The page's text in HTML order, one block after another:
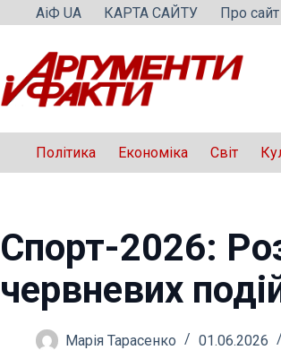
Перейти
вмісту
АіФ UA КАРТА САЙТУ Про сайт
Політика Економіка Світ
Спорт-2026:
червневих
Марія Тарасенко 01.06.2026